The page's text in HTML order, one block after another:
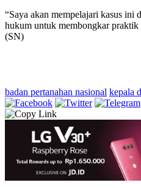
“Saya akan mempelajari kasus ini
hukum untuk membongkar
(SN)
badan pertanahan nasional kepala